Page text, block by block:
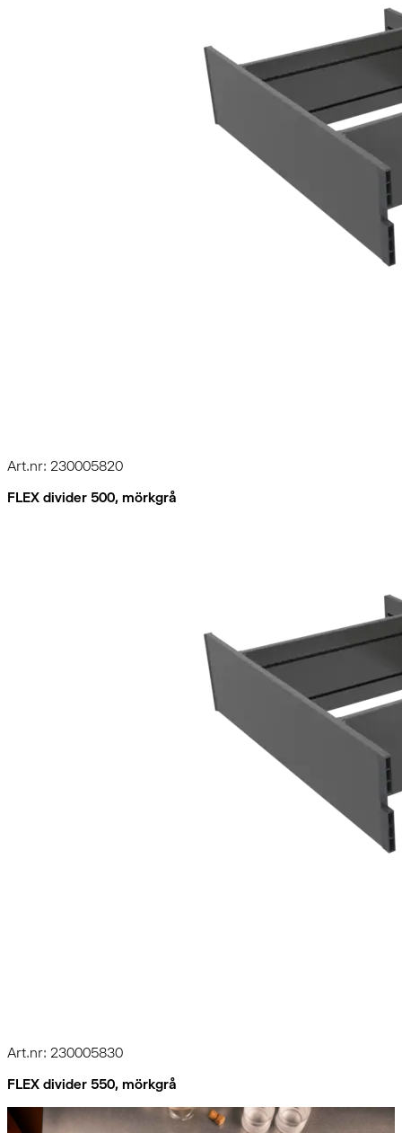
Art.nr: 230005820
FLEX divider 500, mörkgrå
Art.nr: 230005830
FLEX divider 550, mörkgrå